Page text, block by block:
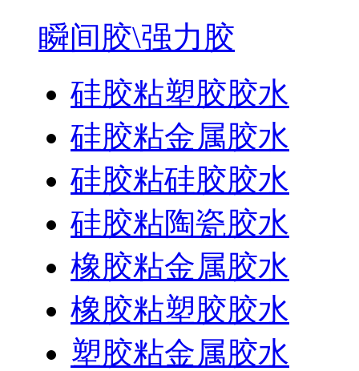
瞬间胶\强力胶
硅胶粘塑胶胶水
硅胶粘金属胶水
硅胶粘硅胶胶水
硅胶粘陶瓷胶水
橡胶粘金属胶水
橡胶粘塑胶胶水
塑胶粘金属胶水